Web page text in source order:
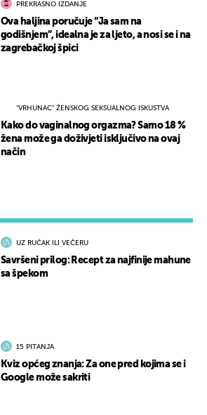
UZ RUČAK ILI VEČERU
Savršeni prilog: Recept za najfinije mahune
sa špekom
15 PITANJA
Kviz općeg znanja: Za one pred kojima se i
Google može sakriti
PREKRASNO IZDANJE
Ova haljina poručuje “Ja sam na
godišnjem”, idealna je za ljeto, a nosi se i na
zagrebačkoj špici
"VRHUNAC" ŽENSKOG SEKSUALNOG ISKUSTVA
Kako do vaginalnog orgazma? Samo 18 %
žena može ga doživjeti isključivo na ovaj
način